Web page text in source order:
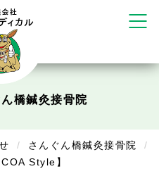
Cure
橋鍼灸接骨院
さんぐん橋鍼灸接骨院
Style】